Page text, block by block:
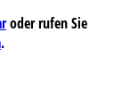
oder rufen Sie
.